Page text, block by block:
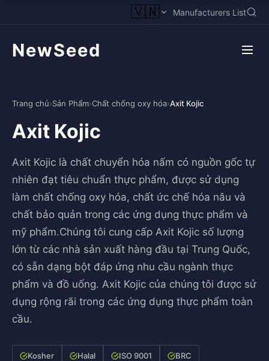
🇻🇳 Manufacturers List
NewSeed
Trang chủ›Sản Phẩm›Chất chống oxy hóa›Axit Kojic
Axit Kojic
Axit Kojic là chất chuyển hóa nấm có nguồn gốc tự
nhiên đạt tiêu chuẩn thực phẩm, được sử dụng
làm chất chống oxy hóa, chất ức chế hóa nâu và
chất bảo quản trong các ứng dụng thực phẩm và
mỹ phẩm.Chúng tôi cung cấp Axit Kojic số lượng
lớn từ các nhà sản xuất hàng đầu tại Trung Quốc,
có sẵn dạng bột đáp ứng nhu cầu ngành thực
phẩm và đồ uống. Axit Kojic của chúng tôi được sử
dụng rộng rãi trong các ứng dụng thực phẩm toàn
cầu.
Kosher Halal ISO 9001 BRC